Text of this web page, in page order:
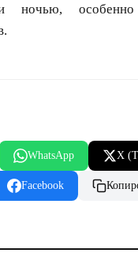
ночью,
WhatsApp X
Facebook